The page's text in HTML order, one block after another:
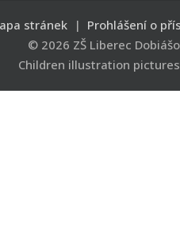
stránek | Prohlášení o
© 2026 ZŠ Liberec
Children illustration